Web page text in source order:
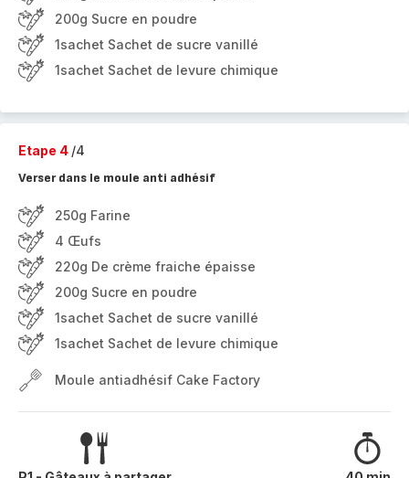
200g Sucre en poudre
1sachet Sachet de sucre vanillé
1sachet Sachet de levure chimique
Etape 4 /4
Verser dans le moule anti adhésif
250g Farine
4 Œufs
220g De crème fraiche épaisse
200g Sucre en poudre
1sachet Sachet de sucre vanillé
1sachet Sachet de levure chimique
Moule antiadhésif Cake Factory